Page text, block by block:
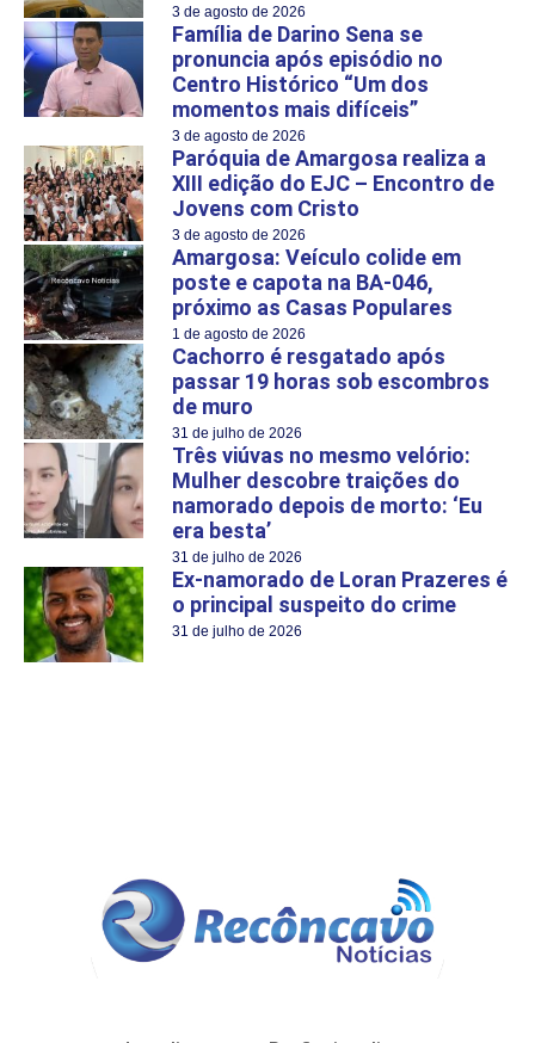
3 de agosto de 2026
Família de Darino Sena se
pronuncia após episódio no
Centro Histórico “Um dos
momentos mais difíceis”
3 de agosto de 2026
Paróquia de Amargosa realiza a
XIII edição do EJC – Encontro de
Jovens com Cristo
3 de agosto de 2026
Amargosa: Veículo colide em
poste e capota na BA-046,
próximo as Casas Populares
1 de agosto de 2026
Cachorro é resgatado após
passar 19 horas sob escombros
de muro
31 de julho de 2026
Três viúvas no mesmo velório:
Mulher descobre traições do
namorado depois de morto: ‘Eu
era besta’
31 de julho de 2026
Ex-namorado de Loran Prazeres é
o principal suspeito do crime
31 de julho de 2026